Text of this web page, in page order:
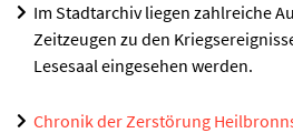
Im Stadtarchiv liegen zahlreiche
Zeitzeugen zu den
Lesesaal eingesehen werden.
Chronik der Zerstörung